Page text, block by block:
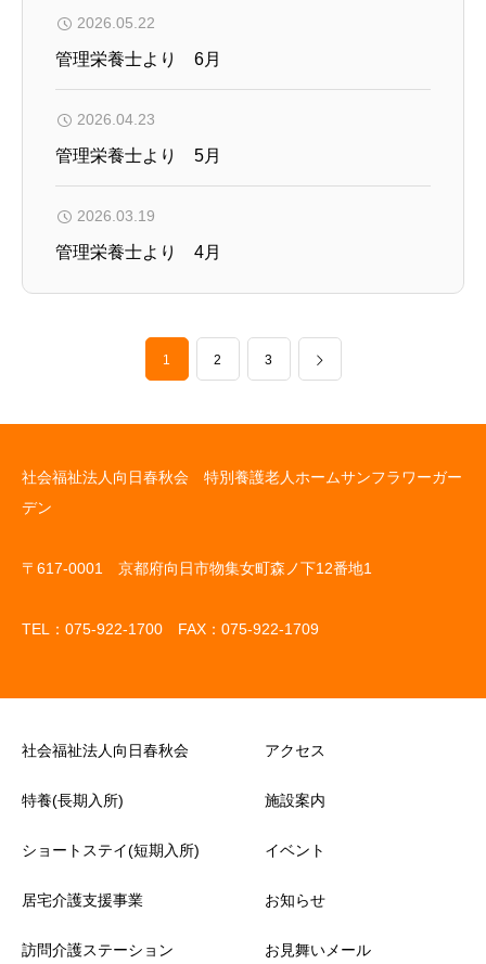
2026.05.22
管理栄養士より 6月
2026.04.23
管理栄養士より 5月
2026.03.19
管理栄養士より 4月
1 2 3
社会福祉法人向日春秋会 特別養護老人ホームサンフラワーガー
デン
〒617-0001 京都府向日市物集女町森ノ下12番地1
TEL：075-922-1700 FAX：075-922-1709
社会福祉法人向日春秋会
特養(長期入所)
ショートステイ(短期入所)
居宅介護支援事業
訪問介護ステーション
アクセス
施設案内
イベント
お知らせ
お見舞いメール